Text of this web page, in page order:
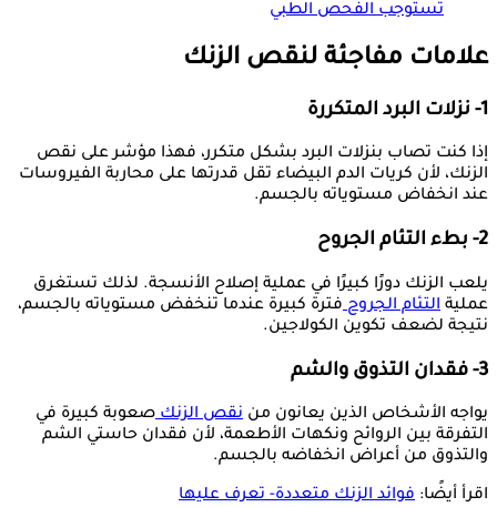
تستوجب الفحص الطبي
علامات مفاجئة لنقص الزنك
1- نزلات البرد المتكررة
إذا كنت تصاب بنزلات البرد بشكل متكرر، فهذا مؤشر على نقص
الزنك، لأن كريات الدم البيضاء تقل قدرتها على محاربة الفيروسات
عند انخفاض مستوياته بالجسم.
2- بطء التئام الجروح
يلعب الزنك دورًا كبيرًا في عملية إصلاح الأنسجة. لذلك تستغرق
عملية التئام الجروحفترة كبيرة عندما تنخفض مستوياته بالجسم،
نتيجة لضعف تكوين الكولاجين.
3- فقدان التذوق والشم
يواجه الأشخاص الذين يعانون من نقص الزنكصعوبة كبيرة في
التفرقة بين الروائح ونكهات الأطعمة، لأن فقدان حاستي الشم
والتذوق من أعراض انخفاضه بالجسم.
اقرأ أيضًا: فوائد الزنك متعددة- تعرف عليها